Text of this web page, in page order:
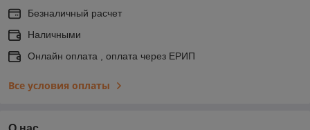
Безналичный расчет
Наличными
Онлайн оплата , оплата через ЕРИП
Все условия оплаты